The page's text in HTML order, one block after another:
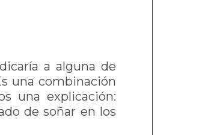
a alguna de
una combinación
una explicación:
de soñar en los